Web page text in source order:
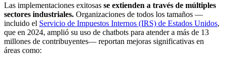
Las implementaciones exitosas se extienden a través de múltiples
sectores industriales. Organizaciones de todos los tamaños —
incluido el Servicio de Impuestos Internos (IRS) de Estados Unidos,
que en 2024, amplió su uso de chatbots para atender a más de 13
millones de contribuyentes— reportan mejoras significativas en
áreas como: